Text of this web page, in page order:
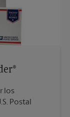
los
Postal